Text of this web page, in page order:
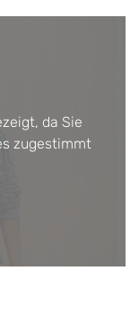
da Sie
zugestimmt